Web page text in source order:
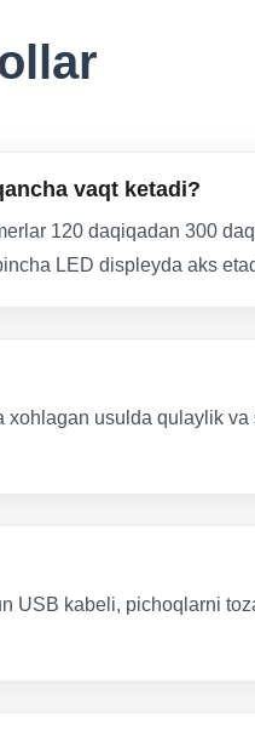
vaqt ketadi?
120 daqiqadan 300
LED displeyda aks
xohlagan usulda qulaylik va
USB kabeli, pichoqlarni